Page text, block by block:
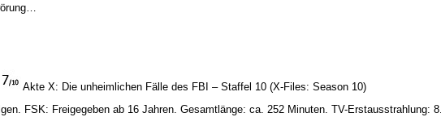
Akte X: Die unheimlichen Fälle des FBI – Staffel 10 (X-Files: Season 10)
FSK: Freigegeben ab 16 Jahren. Gesamtlänge: ca. 252 Minuten. TV-Erstausstrahlung: